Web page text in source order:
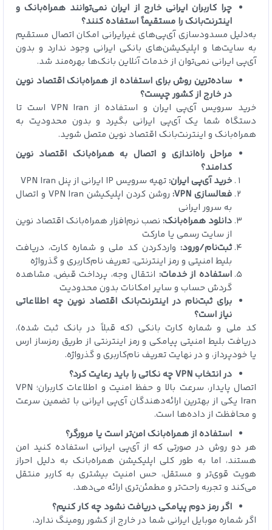
چرا کاربران ایرانی خارج از ایران نمی‌توانند همراه‌بانک و
اینترنت‌بانک را مستقیماً استفاده کنند؟
به‌دلیل مسدودسازی آی‌پی‌های غیرایرانی امکان اتصال مستقیم
به سایت‌ها و اپلیکیشن‌های بانکی ایرانی وجود ندارد و بدون
آی‌پی ایرانی نمی‌توان از خدمات آنلاین بانک‌ها بهره‌مند شد.
ساده‌ترین روش برای استفاده از همراه‌بانک اقتصاد نوین
در خارج از کشور چیست؟
خرید سرویس آی‌پی ایران و استفاده از VPN Iran است تا
دستگاه شما یک آی‌پی ایرانی بگیرد و بدون محدودیت به
همراه‌بانک و اینترنت‌بانک اقتصاد نوین متصل شوید.
مراحل راه‌اندازی و اتصال به همراه‌بانک اقتصاد نوین
کدامند؟
خرید آی‌پی ایران:تهیه سرویس IP ایرانی از پنل VPN Iran
فعالسازی VPN:
روشن کردن اپلیکیشن VPN Iran و اتصال
به سرور ایرانی
دانلود همراه‌بانک: نصب نرم‌افزار همراه‌بانک اقتصاد نوین
از سایت رسمی یا مارکت
ثبت‌نام/ورود: واردکردن کد ملی و شماره کارت، دریافت
بلیط امنیتی و رمز اینترنتی، تعریف نام‌کاربری و گذرواژه
استفاده از خدمات: انتقال وجه، پرداخت قبض، مشاهده
گردش حساب و سایر امکانات بدون محدودیت
برای ثبت‌نام در اینترنت‌بانک اقتصاد نوین چه اطلاعاتی
نیاز است؟
کد ملی و شماره کارت بانکی (که قبلاً در بانک ثبت شده)،
دریافت بلیط امنیتی پیامکی و رمز اینترنتی از طریق رمزساز ارس
یا خودپرداز، و در نهایت تعریف نام‌کاربری و گذرواژه.
در انتخاب VPN چه نکاتی را باید رعایت کرد؟
اتصال پایدار، سرعت بالا و حفظ امنیت و اطلاعات کاربران؛ VPN
Iran یکی از بهترین ارائه‌دهندگان آی‌پی ایرانی با تضمین سرعت
و محافظت از داده‌ها است.
استفاده از همراه‌بانک امن‌تر است یا مرورگر؟
هر دو روش در صورتی که از آی‌پی ایرانی استفاده کنید امن
هستند، اما به طور کلی اپلیکیشن همراه‌بانک به دلیل احراز
هویت قوی‌تر و مستقل، حس امنیت بیشتری به کاربر منتقل
می‌کند و تجربه راحت‌تر و مطمئن‌تری ارائه می‌دهد.
اگر رمز دوم پیامکی دریافت نشود چه کار کنیم؟
اگر شماره موبایل ایرانی شما در خارج از کشور رومینگ ندارد،